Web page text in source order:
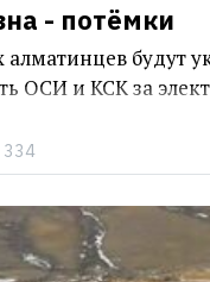
- потёмки
будут
ОСИ и КСК за
334